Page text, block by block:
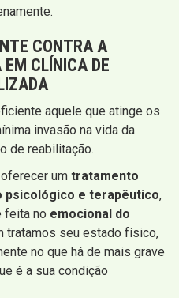
CONTRA A
EM CLÍNICA DE
aquele que atinge os
invasão na vida da
de reabilitação.
um tratamento
psicológico e terapêutico,
feita no emocional do
tratamos seu estado físico,
no que há de mais grave
é a sua condição